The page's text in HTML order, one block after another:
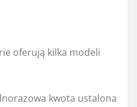
oferują kilka modeli
kwota ustalona